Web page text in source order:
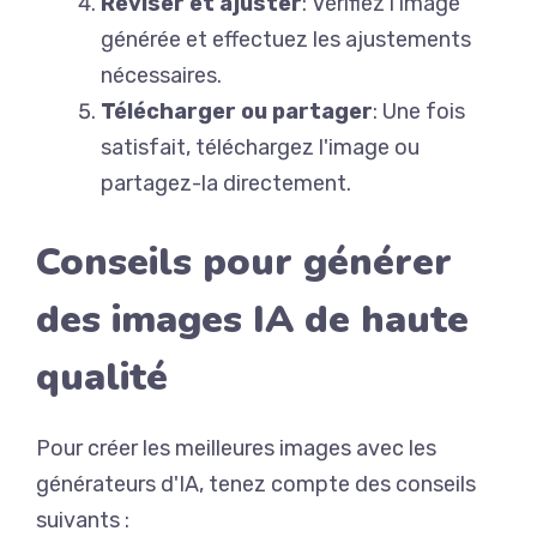
générée et effectuez les ajustements
nécessaires.
Télécharger ou partager: Une fois
satisfait, téléchargez l'image ou
partagez-la directement.
Conseils pour générer
des images IA de haute
qualité
Pour créer les meilleures images avec les
générateurs d'IA, tenez compte des conseils
suivants :